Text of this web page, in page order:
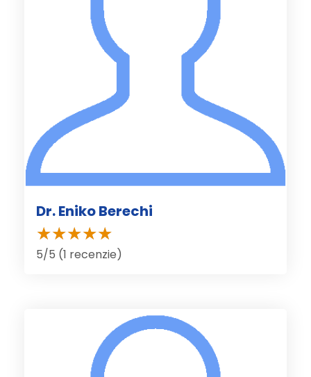
Dr. Eniko Berechi
5/5 (1 recenzie)